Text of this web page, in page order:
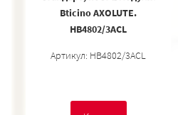
Bticino AXOLUTE.
HB4802/3ACL
Артикул: HB4802/3ACL